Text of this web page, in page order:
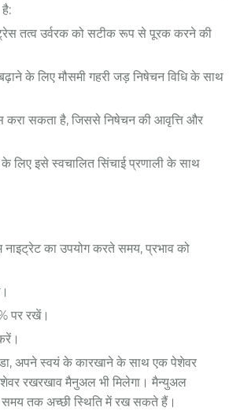
तत्व उर्वरक को सटीक रूप से पूरक करने की
के लिए मौसमी गहरी जड़ निषेचन विधि के साथ
करा सकता है, जिससे निषेचन की आवृत्ति और
लिए इसे स्वचालित सिंचाई प्रणाली के साथ
नाइट्रेट का उपयोग करते समय, प्रभाव को
पर रखें।
अपने स्वयं के कारखाने के साथ एक पेशेवर
रखरखाव मैनुअल भी मिलेगा। मैन्युअल
तक अच्छी स्थिति में रख सकते हैं।